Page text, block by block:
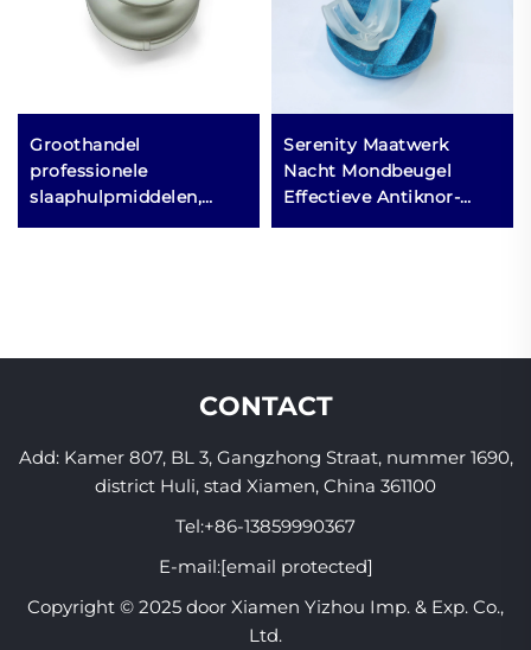
Groothandel
professionele
slaaphulpmiddelen,
tandspalk van siliconen,
Serenity Maatwerk
Nacht Mondbeugel
Effectieve Antiknor-
oplossing voor
CONTACT
Add: Kamer 807, BL 3, Gangzhong Straat, nummer 1690,
district Huli, stad Xiamen, China 361100
Tel:+86-13859990367
E-mail:[email protected]
Copyright © 2025 door Xiamen Yizhou Imp. & Exp. Co.,
Ltd.